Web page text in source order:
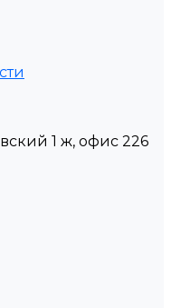
1 ж, офис 226